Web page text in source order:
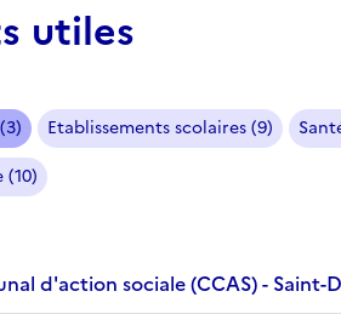
utiles
Etablissements scolaires (9)
(10)
d'action sociale (CCAS) - Saint-